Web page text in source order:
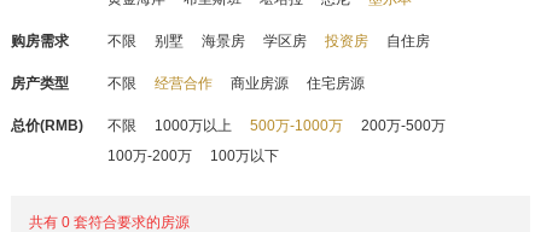
购房需求 不限 别墅 海景房 学区房 投资房 自住房
房产类型 不限 经营合作 商业房源 住宅房源
总价(RMB) 不限 1000万以上 500万-1000万
200万-500万
100万-200万
100万以下
共有 0 套符合要求的房源